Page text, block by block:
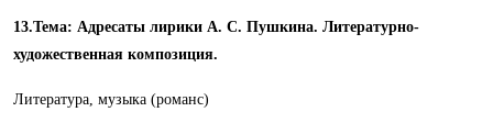
13.Тема: Адресаты лирики А. С. Пушкина. Литературно-
художественная композиция.
Литература, музыка (романс)